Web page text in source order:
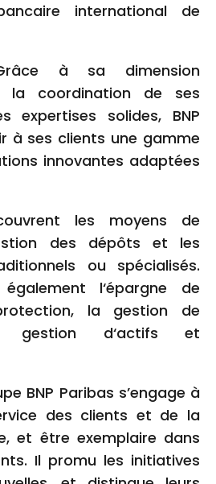
international de
à sa dimension
la coordination de ses
expertises solides, BNP
à ses clients une gamme
innovantes adaptées
les moyens de
des dépôts et les
ou spécialisés.
l‘épargne de
la gestion de
gestion d‘actifs et
BNP Paribas s’engage à
des clients et de la
et être exemplaire dans
Il promu les initiatives